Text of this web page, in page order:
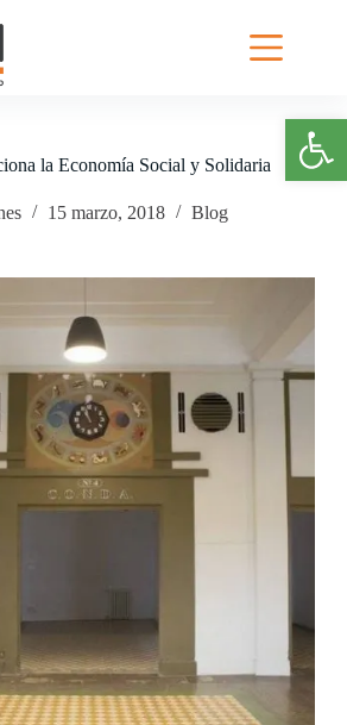
Abrir barra de herramientas
la Economía Social y Solidaria
15 marzo, 2018 Blog